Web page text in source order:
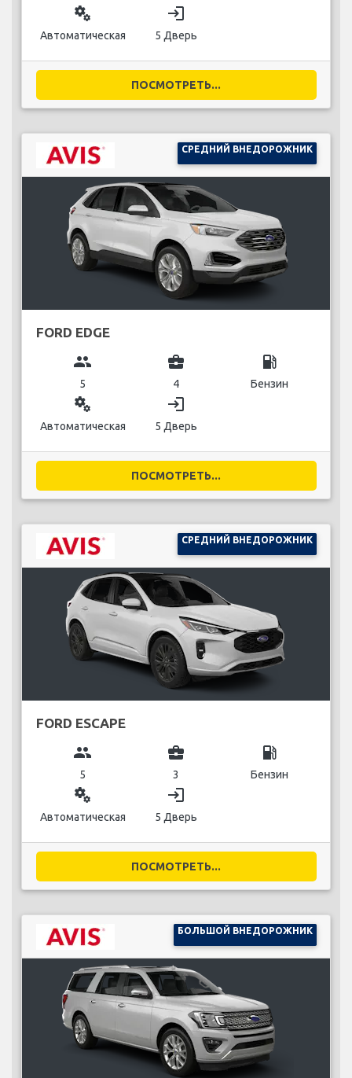
miscellaneous_services
Автоматическая
login
5 Дверь
ПОСМОТРЕТЬ...
СРЕДНИЙ ВНЕДОРОЖНИК
FORD EDGE
group
5
business_center
4
local_gas_station
Бензин
miscellaneous_services
Автоматическая
login
5 Дверь
ПОСМОТРЕТЬ...
СРЕДНИЙ ВНЕДОРОЖНИК
FORD ESCAPE
group
5
business_center
3
local_gas_station
Бензин
miscellaneous_services
Автоматическая
login
5 Дверь
ПОСМОТРЕТЬ...
БОЛЬШОЙ ВНЕДОРОЖНИК